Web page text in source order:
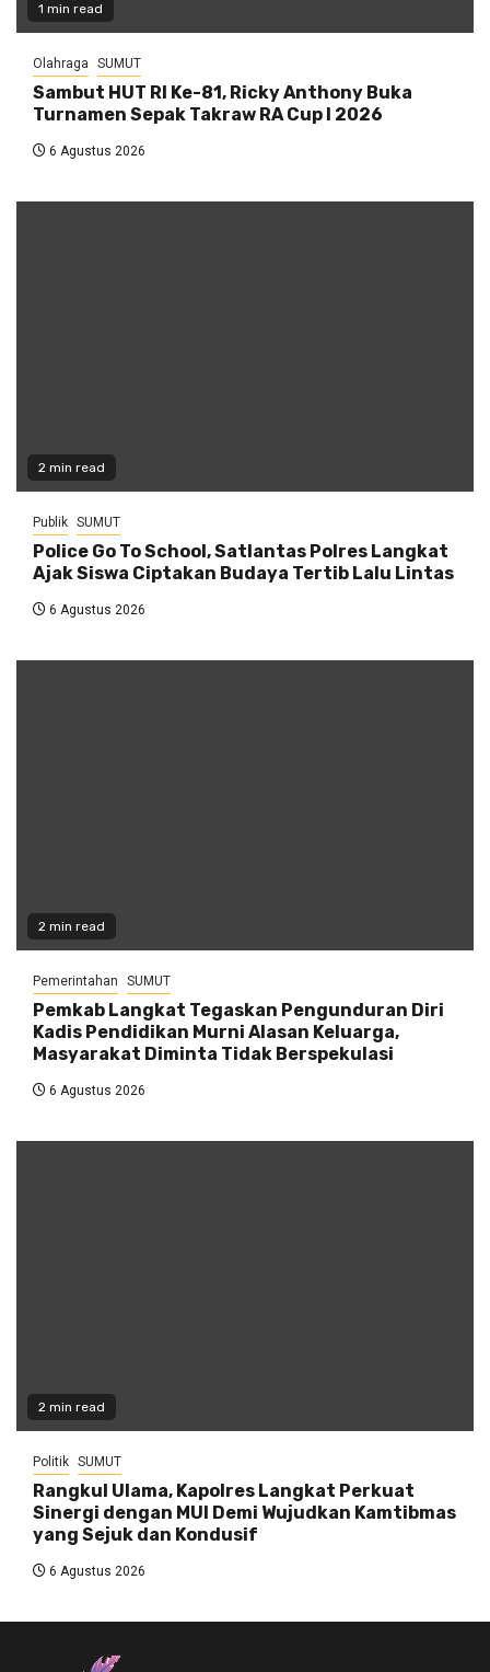
1 min read
Olahraga SUMUT
Sambut HUT RI Ke-81, Ricky Anthony Buka
Turnamen Sepak Takraw RA Cup I 2026
6 Agustus 2026
2 min read
Publik SUMUT
Police Go To School, Satlantas Polres Langkat
Ajak Siswa Ciptakan Budaya Tertib Lalu Lintas
6 Agustus 2026
2 min read
Pemerintahan SUMUT
Pemkab Langkat Tegaskan Pengunduran Diri
Kadis Pendidikan Murni Alasan Keluarga,
Masyarakat Diminta Tidak Berspekulasi
6 Agustus 2026
2 min read
Politik SUMUT
Rangkul Ulama, Kapolres Langkat Perkuat
Sinergi dengan MUI Demi Wujudkan Kamtibmas
yang Sejuk dan Kondusif
6 Agustus 2026